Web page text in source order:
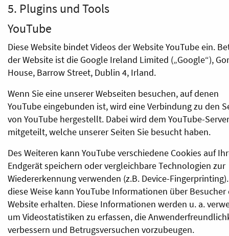
5. Plugins und Tools
YouTube
Diese Website bindet Videos der Website YouTube ein.
der Website ist die Google Ireland Limited („Google“),
House, Barrow Street, Dublin 4, Irland.
Wenn Sie eine unserer Webseiten besuchen, auf denen
YouTube eingebunden ist, wird eine Verbindung zu den
von YouTube hergestellt. Dabei wird dem YouTube-Server
mitgeteilt, welche unserer Seiten Sie besucht haben.
Des Weiteren kann YouTube verschiedene Cookies auf
Endgerät speichern oder vergleichbare Technologien zur
Wiedererkennung verwenden (z.B. Device-
diese Weise kann YouTube Informationen über Besucher
Website erhalten. Diese Informationen werden u. a.
um Videostatistiken zu erfassen, die
verbessern und Betrugsversuchen vorzubeugen.